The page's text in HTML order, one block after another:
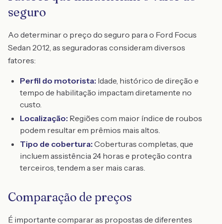
seguro
Ao determinar o preço do seguro para o Ford Focus
Sedan 2012, as seguradoras consideram diversos
fatores:
Perfil do motorista: Idade, histórico de direção e
tempo de habilitação impactam diretamente no
custo.
Localização: Regiões com maior índice de roubos
podem resultar em prêmios mais altos.
Tipo de cobertura: Coberturas completas, que
incluem assistência 24 horas e proteção contra
terceiros, tendem a ser mais caras.
Comparação de preços
É importante comparar as propostas de diferentes